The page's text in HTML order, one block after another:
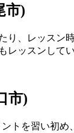
市)
り、レッスン
レッスンして
市)
トを習い初め